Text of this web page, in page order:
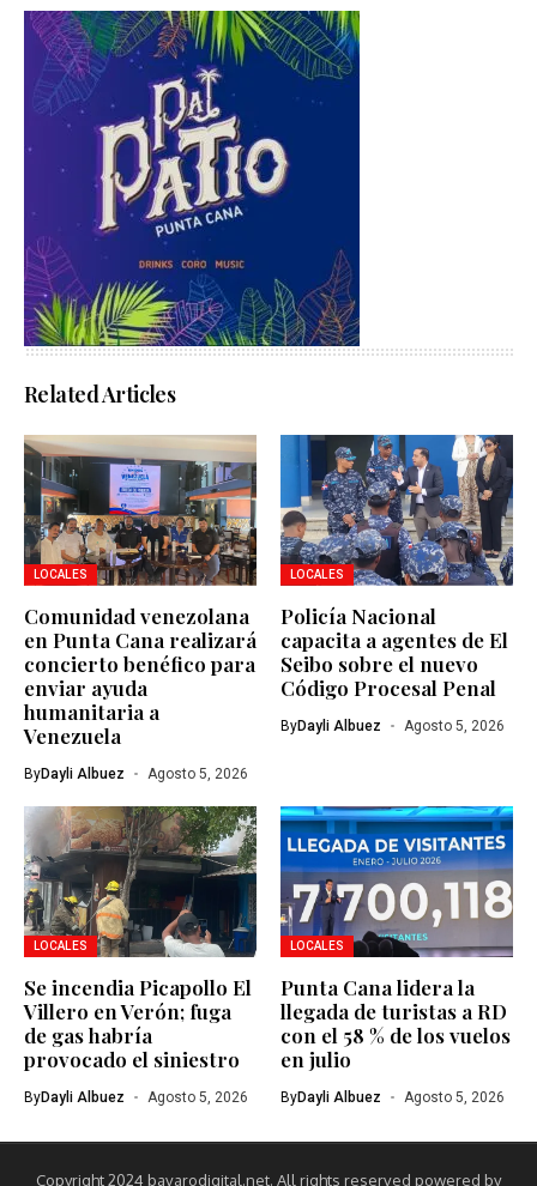
Related Articles
LOCALES
Comunidad venezolana
en Punta Cana realizará
concierto benéfico para
enviar ayuda
humanitaria a
Venezuela
ByDayli Albuez Agosto 5, 2026
LOCALES
Policía Nacional
capacita a agentes de El
Seibo sobre el nuevo
Código Procesal Penal
ByDayli Albuez Agosto 5, 2026
LOCALES
Se incendia Picapollo El
Villero en Verón; fuga
de gas habría
provocado el siniestro
ByDayli Albuez Agosto 5, 2026
LOCALES
Punta Cana lidera la
llegada de turistas a RD
con el 58 % de los vuelos
en julio
ByDayli Albuez Agosto 5, 2026
Copyright 2024 bavarodigital.net. All rights reserved powered by